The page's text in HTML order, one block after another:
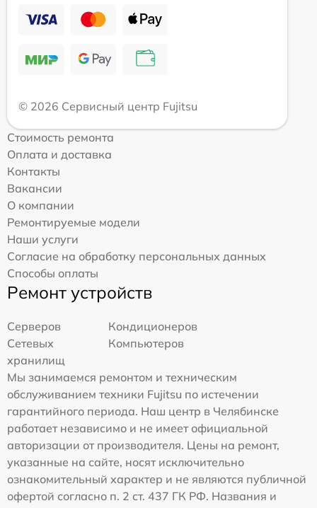
© 2026 Сервисный центр Fujitsu
Стоимость ремонта
Оплата и доставка
Контакты
Вакансии
О компании
Ремонтируемые модели
Наши услуги
Согласие на обработку персональных данных
Способы оплаты
Ремонт устройств
Серверов
Кондиционеров
Сетевых
хранилищ
Компьютеров
Мы занимаемся ремонтом и техническим
обслуживанием техники Fujitsu по истечении
гарантийного периода. Наш центр в Челябинске
работает независимо и не имеет официальной
авторизации от производителя. Цены на ремонт,
указанные на сайте, носят исключительно
ознакомительный характер и не являются публичной
офертой согласно п. 2 ст. 437 ГК РФ. Названия и